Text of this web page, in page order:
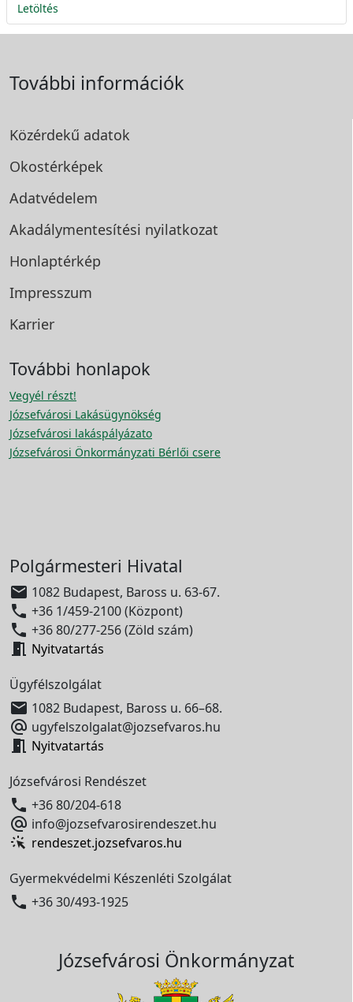
Letöltés
További információk
Közérdekű adatok
Okostérképek
Adatvédelem
Akadálymentesítési nyilatkozat
Honlaptérkép
Impresszum
Karrier
További honlapok
Vegyél részt!
Józsefvárosi Lakásügynökség
Józsefvárosi lakáspályázato
Józsefvárosi Önkormányzati Bérlői csere
Polgármesteri Hivatal
 1082 Budapest, Baross u. 63-67.
 +36 1/459-2100 (Központ)
 +36 80/277-256 (Zöld szám)
 Nyitvatartás
Ügyfélszolgálat
 1082 Budapest, Baross u. 66–68.
 ugyfelszolgalat@jozsefvaros.hu
 Nyitvatartás
Józsefvárosi Rendészet
 +36 80/204-618
 info@jozsefvarosirendeszet.hu
rendeszet.jozsefvaros.hu
Gyermekvédelmi Készenléti Szolgálat
 +36 30/493-1925
Józsefvárosi Önkormányzat